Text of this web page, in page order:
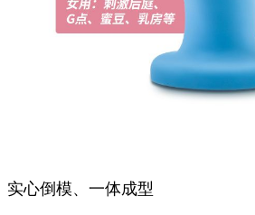
实心倒模、一体成型